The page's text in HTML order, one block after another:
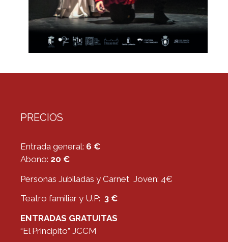
PRECIOS
Entrada general: 6 €
Abono: 20 €
Personas Jubiladas y Carnet Joven: 4€
Teatro familiar y U.P: 3 €
ENTRADAS GRATUITAS
“El Principito” JCCM